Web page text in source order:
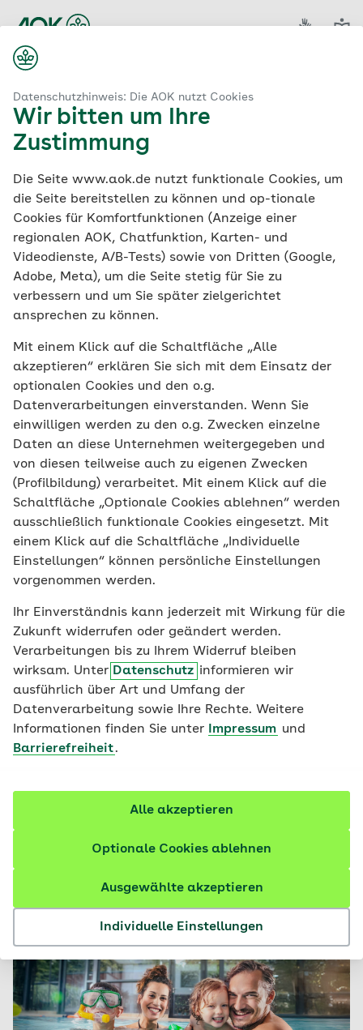
Datenschutzhinweis: Die AOK nutzt Cookies
Wir bitten um Ihre
Zustimmung
Die Seite www.aok.de nutzt funktionale Cookies, um
die Seite bereitstellen zu können und op-tionale
Cookies für Komfortfunktionen (Anzeige einer
regionalen AOK, Chatfunktion, Karten- und
Videodienste, A/B-Tests) sowie von Dritten (Google,
Adobe, Meta), um die Seite stetig für Sie zu
verbessern und um Sie später zielgerichtet
ansprechen zu können.
Mit einem Klick auf die Schaltfläche „Alle
akzeptieren“ erklären Sie sich mit dem Einsatz der
optionalen Cookies und den o.g.
Datenverarbeitungen einverstanden. Wenn Sie
einwilligen werden zu den o.g. Zwecken einzelne
Daten an diese Unternehmen weitergegeben und
von diesen teilweise auch zu eigenen Zwecken
(Profilbildung) verarbeitet. Mit einem Klick auf die
Schaltfläche „Optionale Cookies ablehnen“ werden
ausschließlich funktionale Cookies eingesetzt. Mit
einem Klick auf die Schaltfläche „Individuelle
Einstellungen“ können persönliche Einstellungen
vorgenommen werden.
Ihr Einverständnis kann jederzeit mit Wirkung für die
Zukunft widerrufen oder geändert werden.
Verarbeitungen bis zu Ihrem Widerruf bleiben
wirksam. Unter Datenschutz informieren wir
ausführlich über Art und Umfang der
Datenverarbeitung sowie Ihre Rechte. Weitere
Informationen finden Sie unter
Impressum und
Barrierefreiheit.
Individuelle Einstellungen
Ausgewählte akzeptieren
Optionale Cookies ablehnen
Alle akzeptieren
Sadik Isler
Vertriebsmitarbeiter im
Außendienst
Herzlich willkommen auf meiner
Seite!
Top-Leistungen, fairer Beitrag und umfassender
Service. Dafür steht die AOK NordWest. Hier erfahren
Sie mehr über die Vorteile einer AOK-Mitgliedschaft.
Als Vertriebsberater Ihrer Region stehe ich Ihnen
gerne für weitere Fragen zur Verfügung.
0800 2655-504516
0162 2656457
Kontakt
Termin vereinbaren
Privatkunden Firmenkunden
Meine Highlights für Sie